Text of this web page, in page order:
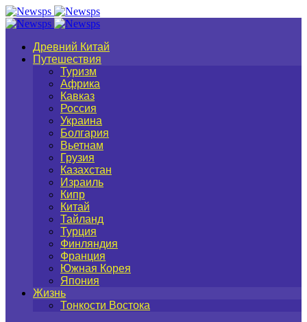
Древний Китай
Путешествия
Туризм
Африка
Кавказ
Россия
Украина
Болгария
Вьетнам
Грузия
Казахстан
Израиль
Кипр
Китай
Тайланд
Турция
Финляндия
Франция
Южная Корея
Япония
Жизнь
Тонкости Востока